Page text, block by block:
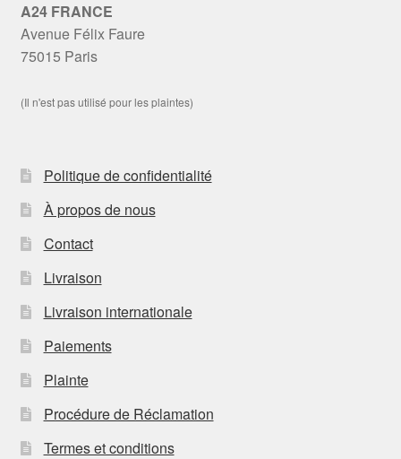
A24 FRANCE
Avenue Félix Faure
75015 Paris
(Il n'est pas utilisé pour les plaintes)
Politique de confidentialité
À propos de nous
Contact
Livraison
Livraison internationale
Paiements
Plainte
Procédure de Réclamation
Termes et conditions